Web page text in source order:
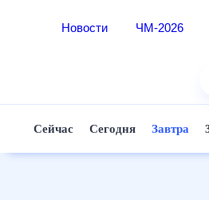
Новости ЧМ-2026
Сейчас Сегодня Завтра